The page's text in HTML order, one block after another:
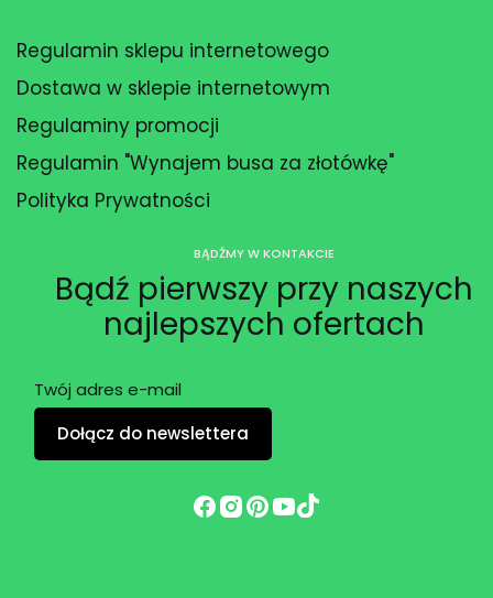
Regulamin sklepu internetowego
Dostawa w sklepie internetowym
Regulaminy promocji
Regulamin "Wynajem busa za złotówkę"
Polityka Prywatności
BĄDŹMY W KONTAKCIE
Bądź pierwszy przy naszych
najlepszych ofertach
Twój adres e-mail
Dołącz do newslettera